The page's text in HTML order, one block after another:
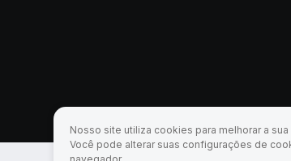
Nosso site utiliza cookies para melhorar a
Você pode alterar suas configurações de
95, 81050-100, Novo
Curitiba, Paraná,